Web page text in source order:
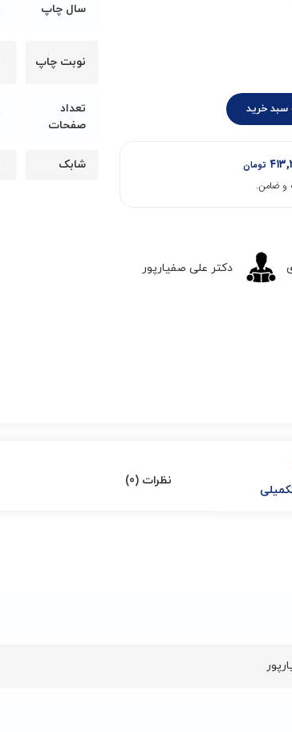
سبد خرید
تومان
دکتر علی صفیارپور
سال چاپ
نوبت چاپ
تعداد
صفحات
شابک
نظرات (0)